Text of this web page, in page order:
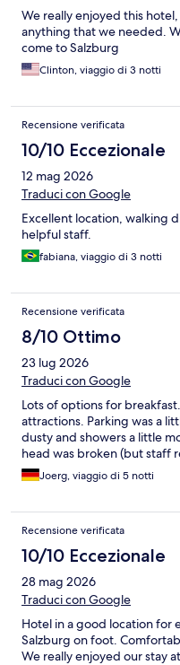
We really enjoyed this
anything that we needed.
come to Salzburg
Clinton, viaggio di 3 notti
Recensione verificata
10/10 Eccezionale
12 mag 2026
Traduci con Google
Excellent location, walking
helpful staff.
fabiana, viaggio di 3 notti
Recensione verificata
8/10 Ottimo
23 lug 2026
Traduci con Google
Lots of options for
attractions. Parking was a
dusty and showers a little
head was broken (but staff
Joerg, viaggio di 5 notti
Recensione verificata
10/10 Eccezionale
28 mag 2026
Traduci con Google
Hotel in a good location for
Salzburg on foot.
We really enjoyed our stay